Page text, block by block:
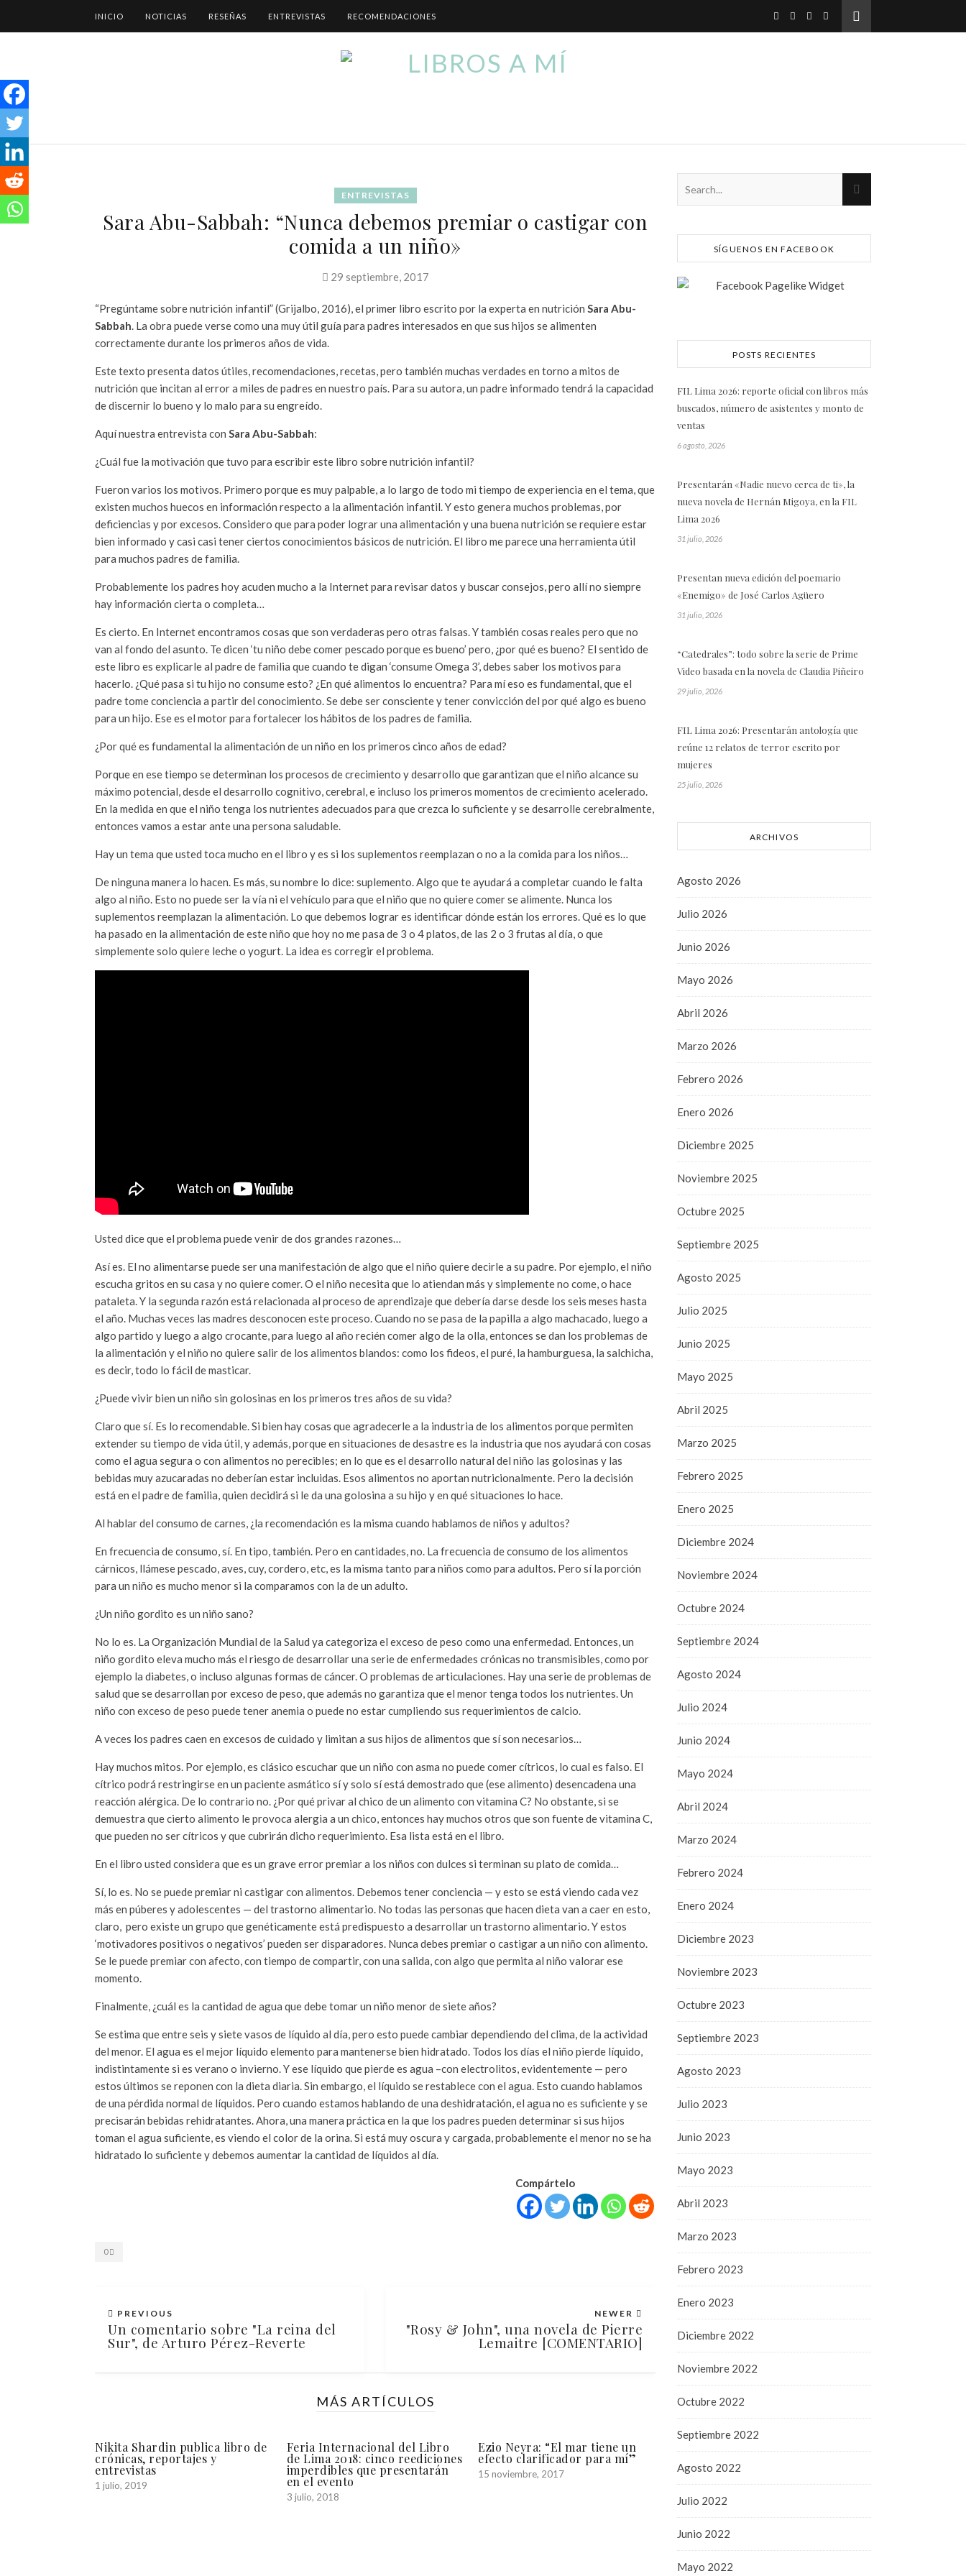
INICIO NOTICIAS RESEÑAS ENTREVISTAS RECOMENDACIONES
ENTREVISTAS
Sara Abu-Sabbah: “Nunca debemos premiar o castigar con
comida a un niño»
29 septiembre, 2017
“Pregúntame sobre nutrición infantil” (Grijalbo, 2016), el primer libro escrito por la experta en nutrición Sara Abu-
Sabbah. La obra puede verse como una muy útil guía para padres interesados en que sus hijos se alimenten
correctamente durante los primeros años de vida.
Este texto presenta datos útiles, recomendaciones, recetas, pero también muchas verdades en torno a mitos de
nutrición que incitan al error a miles de padres en nuestro país. Para su autora, un padre informado tendrá la capacidad
de discernir lo bueno y lo malo para su engreído.
Aquí nuestra entrevista con Sara Abu-Sabbah:
¿Cuál fue la motivación que tuvo para escribir este libro sobre nutrición infantil?
Fueron varios los motivos. Primero porque es muy palpable, a lo largo de todo mi tiempo de experiencia en el tema, que
existen muchos huecos en información respecto a la alimentación infantil. Y esto genera muchos problemas, por
deficiencias y por excesos. Considero que para poder lograr una alimentación y una buena nutrición se requiere estar
bien informado y casi casi tener ciertos conocimientos básicos de nutrición. El libro me parece una herramienta útil
para muchos padres de familia.
Probablemente los padres hoy acuden mucho a la Internet para revisar datos y buscar consejos, pero allí no siempre
hay información cierta o completa…
Es cierto. En Internet encontramos cosas que son verdaderas pero otras falsas. Y también cosas reales pero que no
van al fondo del asunto. Te dicen ‘tu niño debe comer pescado porque es bueno’ pero, ¿por qué es bueno? El sentido de
este libro es explicarle al padre de familia que cuando te digan ‘consume Omega 3’, debes saber los motivos para
hacerlo. ¿Qué pasa si tu hijo no consume esto? ¿En qué alimentos lo encuentra? Para mí eso es fundamental, que el
padre tome conciencia a partir del conocimiento. Se debe ser consciente y tener convicción del por qué algo es bueno
para un hijo. Ese es el motor para fortalecer los hábitos de los padres de familia.
¿Por qué es fundamental la alimentación de un niño en los primeros cinco años de edad?
Porque en ese tiempo se determinan los procesos de crecimiento y desarrollo que garantizan que el niño alcance su
máximo potencial, desde el desarrollo cognitivo, cerebral, e incluso los primeros momentos de crecimiento acelerado.
En la medida en que el niño tenga los nutrientes adecuados para que crezca lo suficiente y se desarrolle cerebralmente,
entonces vamos a estar ante una persona saludable.
Hay un tema que usted toca mucho en el libro y es si los suplementos reemplazan o no a la comida para los niños…
De ninguna manera lo hacen. Es más, su nombre lo dice: suplemento. Algo que te ayudará a completar cuando le falta
algo al niño. Esto no puede ser la vía ni el vehículo para que el niño que no quiere comer se alimente. Nunca los
suplementos reemplazan la alimentación. Lo que debemos lograr es identificar dónde están los errores. Qué es lo que
ha pasado en la alimentación de este niño que hoy no me pasa de 3 o 4 platos, de las 2 o 3 frutas al día, o que
simplemente solo quiere leche o yogurt. La idea es corregir el problema.
Usted dice que el problema puede venir de dos grandes razones…
Así es. El no alimentarse puede ser una manifestación de algo que el niño quiere decirle a su padre. Por ejemplo, el niño
escucha gritos en su casa y no quiere comer. O el niño necesita que lo atiendan más y simplemente no come, o hace
pataleta. Y la segunda razón está relacionada al proceso de aprendizaje que debería darse desde los seis meses hasta
el año. Muchas veces las madres desconocen este proceso. Cuando no se pasa de la papilla a algo machacado, luego a
algo partido y luego a algo crocante, para luego al año recién comer algo de la olla, entonces se dan los problemas de
la alimentación y el niño no quiere salir de los alimentos blandos: como los fideos, el puré, la hamburguesa, la salchicha,
es decir, todo lo fácil de masticar.
¿Puede vivir bien un niño sin golosinas en los primeros tres años de su vida?
Claro que sí. Es lo recomendable. Si bien hay cosas que agradecerle a la industria de los alimentos porque permiten
extender su tiempo de vida útil, y además, porque en situaciones de desastre es la industria que nos ayudará con cosas
como el agua segura o con alimentos no perecibles; en lo que es el desarrollo natural del niño las golosinas y las
bebidas muy azucaradas no deberían estar incluidas. Esos alimentos no aportan nutricionalmente. Pero la decisión
está en el padre de familia, quien decidirá si le da una golosina a su hijo y en qué situaciones lo hace.
Al hablar del consumo de carnes, ¿la recomendación es la misma cuando hablamos de niños y adultos?
En frecuencia de consumo, sí. En tipo, también. Pero en cantidades, no. La frecuencia de consumo de los alimentos
cárnicos, llámese pescado, aves, cuy, cordero, etc, es la misma tanto para niños como para adultos. Pero sí la porción
para un niño es mucho menor si la comparamos con la de un adulto.
¿Un niño gordito es un niño sano?
No lo es. La Organización Mundial de la Salud ya categoriza el exceso de peso como una enfermedad. Entonces, un
niño gordito eleva mucho más el riesgo de desarrollar una serie de enfermedades crónicas no transmisibles, como por
ejemplo la diabetes, o incluso algunas formas de cáncer. O problemas de articulaciones. Hay una serie de problemas de
salud que se desarrollan por exceso de peso, que además no garantiza que el menor tenga todos los nutrientes. Un
niño con exceso de peso puede tener anemia o puede no estar cumpliendo sus requerimientos de calcio.
A veces los padres caen en excesos de cuidado y limitan a sus hijos de alimentos que sí son necesarios…
Hay muchos mitos. Por ejemplo, es clásico escuchar que un niño con asma no puede comer cítricos, lo cual es falso. El
cítrico podrá restringirse en un paciente asmático sí y solo sí está demostrado que (ese alimento) desencadena una
reacción alérgica. De lo contrario no. ¿Por qué privar al chico de un alimento con vitamina C? No obstante, si se
demuestra que cierto alimento le provoca alergia a un chico, entonces hay muchos otros que son fuente de vitamina C,
que pueden no ser cítricos y que cubrirán dicho requerimiento. Esa lista está en el libro.
En el libro usted considera que es un grave error premiar a los niños con dulces si terminan su plato de comida…
Sí, lo es. No se puede premiar ni castigar con alimentos. Debemos tener conciencia — y esto se está viendo cada vez
más en púberes y adolescentes — del trastorno alimentario. No todas las personas que hacen dieta van a caer en esto,
claro, pero existe un grupo que genéticamente está predispuesto a desarrollar un trastorno alimentario. Y estos
‘motivadores positivos o negativos’ pueden ser disparadores. Nunca debes premiar o castigar a un niño con alimento.
Se le puede premiar con afecto, con tiempo de compartir, con una salida, con algo que permita al niño valorar ese
momento.
Finalmente, ¿cuál es la cantidad de agua que debe tomar un niño menor de siete años?
Se estima que entre seis y siete vasos de líquido al día, pero esto puede cambiar dependiendo del clima, de la actividad
del menor. El agua es el mejor líquido elemento para mantenerse bien hidratado. Todos los días el niño pierde líquido,
indistintamente si es verano o invierno. Y ese líquido que pierde es agua –con electrolitos, evidentemente — pero
estos últimos se reponen con la dieta diaria. Sin embargo, el líquido se restablece con el agua. Esto cuando hablamos
de una pérdida normal de líquidos. Pero cuando estamos hablando de una deshidratación, el agua no es suficiente y se
precisarán bebidas rehidratantes. Ahora, una manera práctica en la que los padres pueden determinar si sus hijos
toman el agua suficiente, es viendo el color de la orina. Si está muy oscura y cargada, probablemente el menor no se ha
hidratado lo suficiente y debemos aumentar la cantidad de líquidos al día.
Compártelo
0
PREVIOUS
Un comentario sobre "La reina del
Sur", de Arturo Pérez-Reverte
NEWER
"Rosy & John", una novela de Pierre
Lemaitre [COMENTARIO]
MÁS ARTÍCULOS
Nikita Shardin publica libro de
crónicas, reportajes y
entrevistas
1 julio, 2019
Feria Internacional del Libro
de Lima 2018: cinco reediciones
imperdibles que presentarán
en el evento
3 julio, 2018
Ezio Neyra: “El mar tiene un
efecto clarificador para mí”
15 noviembre, 2017
SÍGUENOS EN FACEBOOK
POSTS RECIENTES
FIL Lima 2026: reporte oficial con libros más
buscados, número de asistentes y monto de
ventas
6 agosto, 2026
Presentarán «Nadie nuevo cerca de ti», la
nueva novela de Hernán Migoya, en la FIL
Lima 2026
31 julio, 2026
Presentan nueva edición del poemario
«Enemigo» de José Carlos Agüero
31 julio, 2026
“Catedrales”: todo sobre la serie de Prime
Video basada en la novela de Claudia Piñeiro
29 julio, 2026
FIL Lima 2026: Presentarán antología que
reúne 12 relatos de terror escrito por
mujeres
25 julio, 2026
ARCHIVOS
Agosto 2026
Julio 2026
Junio 2026
Mayo 2026
Abril 2026
Marzo 2026
Febrero 2026
Enero 2026
Diciembre 2025
Noviembre 2025
Octubre 2025
Septiembre 2025
Agosto 2025
Julio 2025
Junio 2025
Mayo 2025
Abril 2025
Marzo 2025
Febrero 2025
Enero 2025
Diciembre 2024
Noviembre 2024
Octubre 2024
Septiembre 2024
Agosto 2024
Julio 2024
Junio 2024
Mayo 2024
Abril 2024
Marzo 2024
Febrero 2024
Enero 2024
Diciembre 2023
Noviembre 2023
Octubre 2023
Septiembre 2023
Agosto 2023
Julio 2023
Junio 2023
Mayo 2023
Abril 2023
Marzo 2023
Febrero 2023
Enero 2023
Diciembre 2022
Noviembre 2022
Octubre 2022
Septiembre 2022
Agosto 2022
Julio 2022
Junio 2022
Mayo 2022